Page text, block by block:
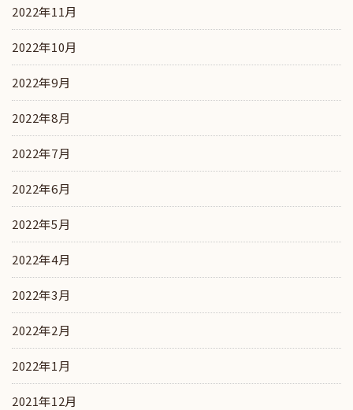
2022年11月
2022年10月
2022年9月
2022年8月
2022年7月
2022年6月
2022年5月
2022年4月
2022年3月
2022年2月
2022年1月
2021年12月